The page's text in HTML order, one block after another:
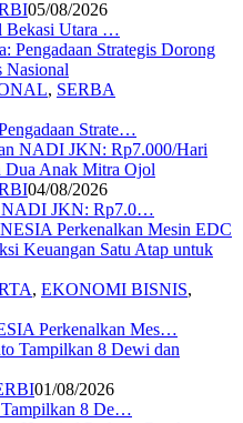
05/08/2026
Bekasi Utara …
, SERBA
Strate…
04/08/2026
NADI JKN: Rp7.0…
, EKONOMI BISNIS,
Perkenalkan Mes…
01/08/2026
Tampilkan 8 De…